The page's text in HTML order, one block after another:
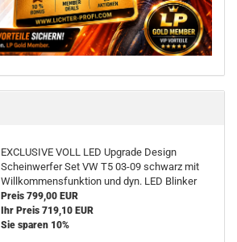
EXCLUSIVE VOLL LED Upgrade Design
Scheinwerfer Set VW T5 03-09 schwarz mit
Willkommensfunktion und dyn. LED Blinker
Preis 799,00 EUR
Ihr Preis 719,10 EUR
Sie sparen 10%